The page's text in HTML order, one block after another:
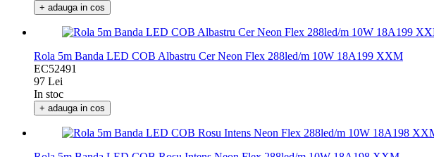
+ adauga in cos
Rola 5m Banda LED COB Albastru Cer Neon Flex 288led/m 10W 18A199 XXM
EC52491
97 Lei
In stoc
+ adauga in cos